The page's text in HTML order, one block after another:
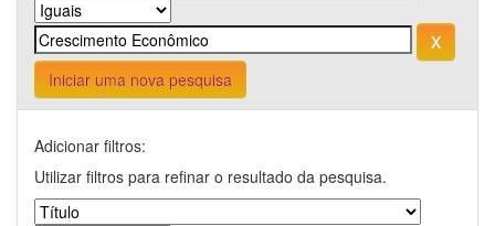
Iniciar uma nova pesquisa
Adicionar filtros:
Utilizar filtros para refinar o resultado da pesquisa.